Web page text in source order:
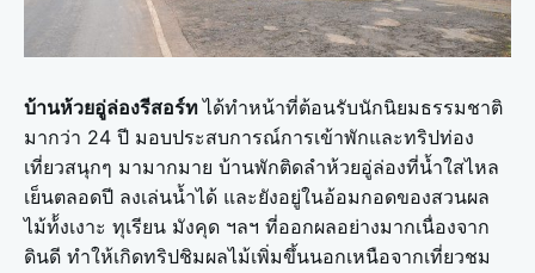
บ้านห้วยอู่ล่องรีสอร์ทได้ทำหน้าที่ต้อนรับนักนิยมธรรมชาติ
มากว่า 24 ปี มอบประสบการณ์การเข้าพักและทริปท่อง
เที่ยวสนุกๆ มามากมาย บ้านพักติดลำห้วยอู่ล่องที่น้ำใสไหล
เย็นตลอดปี ลงเล่นน้ำได้ และยังอยู่ในอ้อมกอดของสวนผล
ไม้ท้้งเงาะ ทุเรียน มังคุด ฯลฯ ที่ออกผลอย่างมากเนื่องจาก
ดินดี ทำให้เกิดทริปชิมผลไม้เพิ่มขึ้นนอกเหนือจากเที่ยวชม